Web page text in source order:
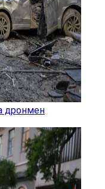
дронмен